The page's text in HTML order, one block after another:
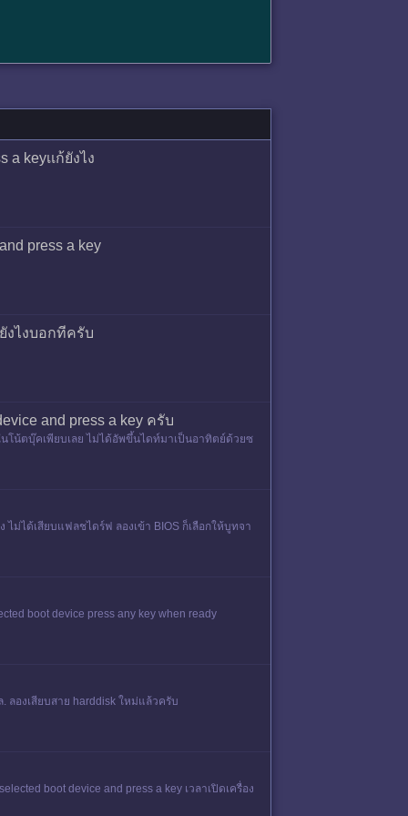
keyเเก้ยังไง
press a key
งไงบอกทีครับ
and press a key ครับ
นโน้ตบุ๊คเพียบเลย ไม่ได้อัพขึ้นไดท์มาเป็นอาทิตย์ด้วยซ
ไม่ได้เสียบแฟลชไดร์ฟ ลองเข้า BIOS ก็เลือกให้บูทจา
boot device press any key when ready
ลองเสียบสาย harddisk ใหม่แล้วครับ
boot device and press a key เวลาเปิดเครื่อง